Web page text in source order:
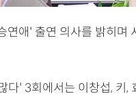
연애' 출연 의사를 밝히며
다' 3회에서는 이창섭, 키,